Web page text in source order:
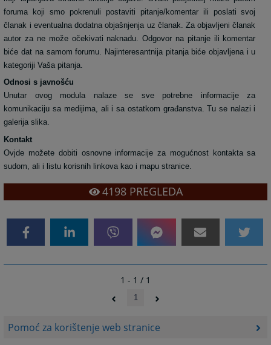
Pomoć za korištenje web stranice
foruma
koji smo pokrenuli postaviti pitanje/komentar ili poslati svoj
članak i eventualna dodatna objašnjenja uz članak. Za objavljeni članak
autor za ne može očekivati naknadu. Odgovor na pitanje ili komentar
biće dat na samom forumu. Najinteresantnija pitanja biće objavljena i u
kategoriji Vaša pitanja.
Odnosi s javnošću
Unutar ovog modula nalaze se sve potrebne informacije za
komunikaciju sa medijima, ali i sa ostatkom građanstva. Tu se nalazi i
galerija slika.
Kontakt
Ovjde možete dobiti osnovne informacije za mogućnost kontakta sa
sudom, ali i listu korisnih linkova kao i mapu stranice.
4198PREGLEDA
1 - 1 / 1
1